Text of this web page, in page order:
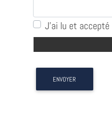
J'ai lu et accepté
ENVOYER